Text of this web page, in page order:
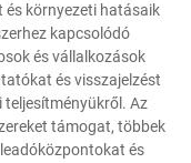
környezeti hatásaik
kapcsolódó
és vállalkozások
és visszajelzést
Az
támogat, többek
és